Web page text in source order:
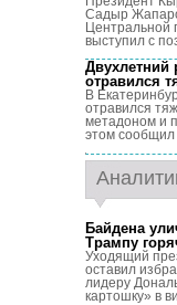
Садыр
Центральной
выступил с
Двухлетний
отравился
В
отравился
метадоном и
этом сообщил
Байдена
Трампу
Уходящий
оставил
лидеру
картошку» в